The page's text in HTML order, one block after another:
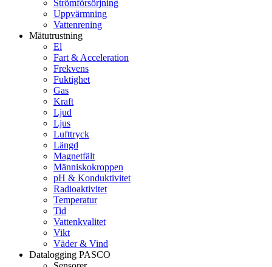
Strömförsörjning
Uppvärmning
Vattenrening
Mätutrustning
El
Fart & Acceleration
Frekvens
Fuktighet
Gas
Kraft
Ljud
Ljus
Lufttryck
Längd
Magnetfält
Människokroppen
pH & Konduktivitet
Radioaktivitet
Temperatur
Tid
Vattenkvalitet
Vikt
Väder & Vind
Datalogging PASCO